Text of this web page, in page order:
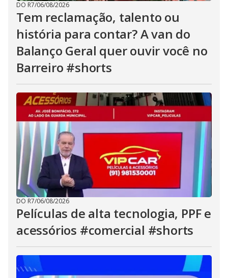
DO R7/06/08/2026
Tem reclamação, talento ou
história para contar? A van do
Balanço Geral quer ouvir você no
Barreiro #shorts
DO R7/06/08/2026
Películas de alta tecnologia, PPF e
acessórios #comercial #shorts